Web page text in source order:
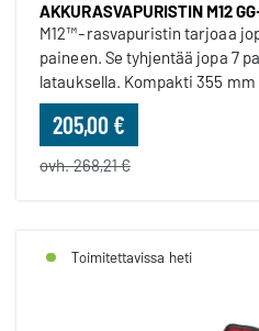
AKKURASVAPURISTIN M12
M12™-rasvapuristin tarjoaa
paineen. Se tyhjentää jopa 7
latauksella. Kompakti 355 mm
205,00 €
ovh. 268,21 €
Toimitettavissa heti